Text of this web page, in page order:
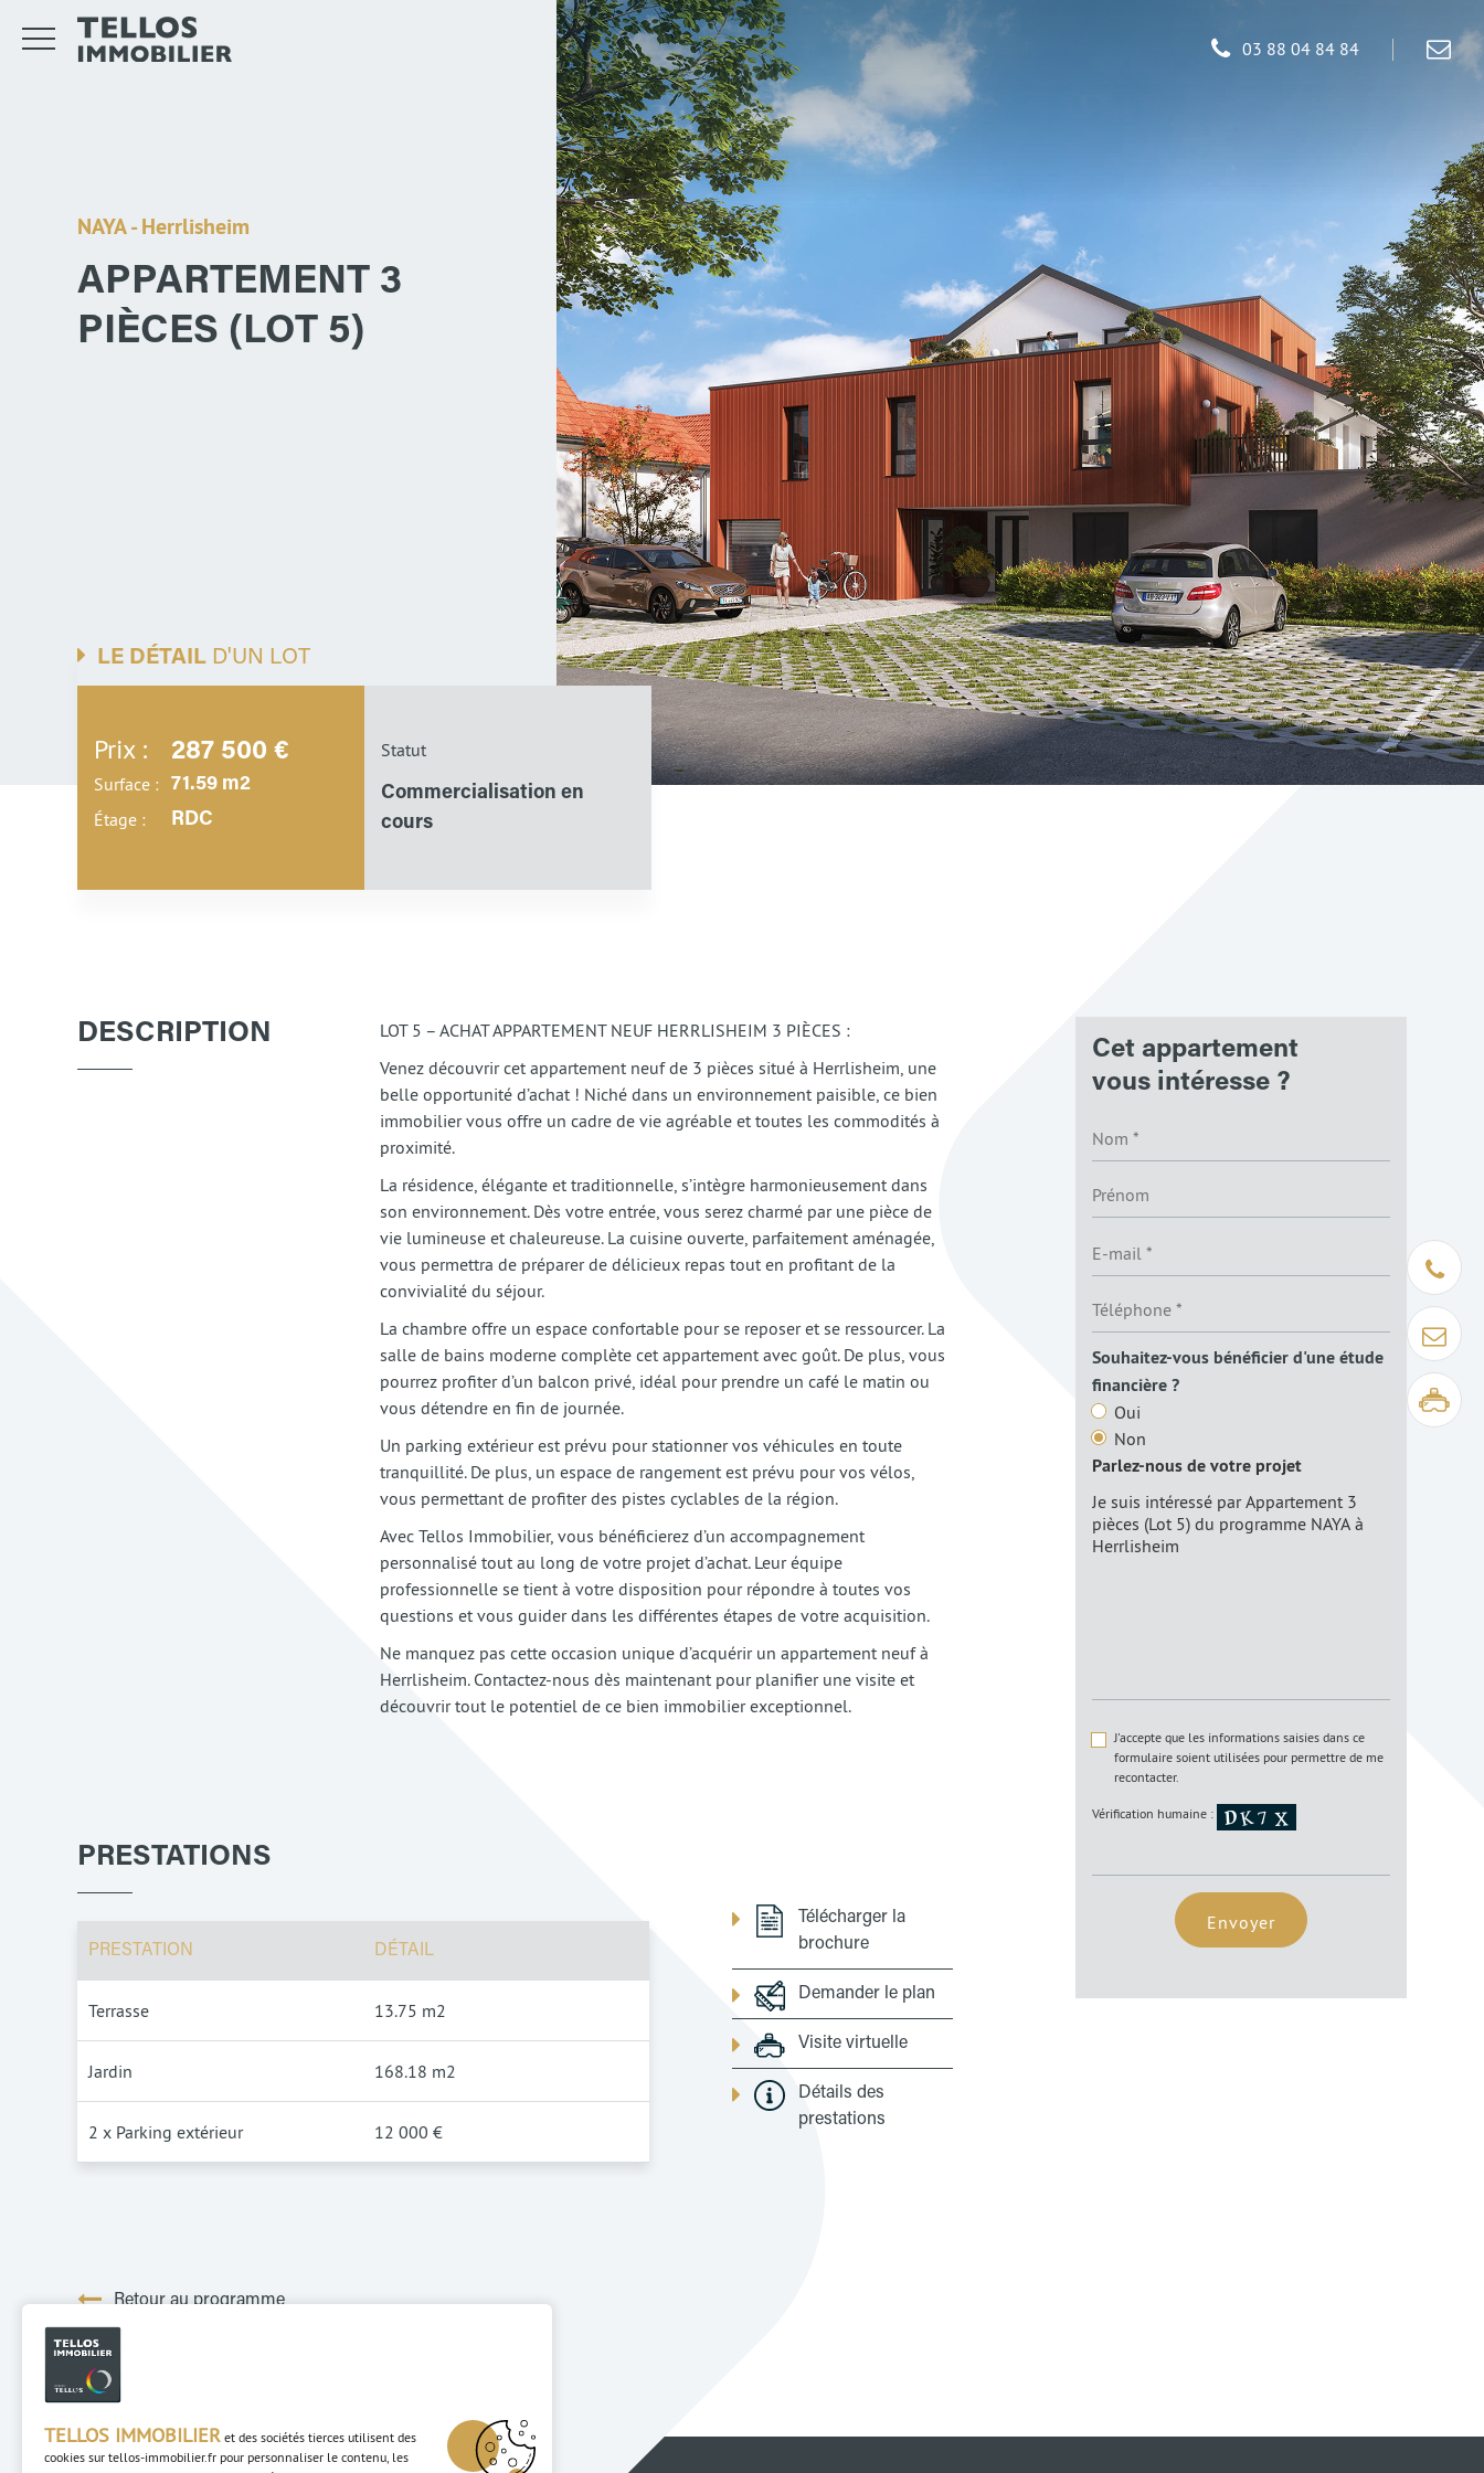
03 88 04 84 84
Être
Contact
Visite
NAYA - Herrlisheim
APPARTEMENT 3
PIÈCES (LOT 5)
LE DÉTAIL D'UN LOT
Prix : 287 500 €
Surface : 71.59 m2
Étage : RDC
Statut
Commercialisation en
cours
DESCRIPTION
LOT 5 – ACHAT APPARTEMENT NEUF HERRLISHEIM 3 PIÈCES :
Venez découvrir cet appartement neuf de 3 pièces situé à Herrlisheim, une
belle opportunité d’achat ! Niché dans un environnement paisible, ce bien
immobilier vous offre un cadre de vie agréable et toutes les commodités à
proximité.
La résidence, élégante et traditionnelle, s’intègre harmonieusement dans
son environnement. Dès votre entrée, vous serez charmé par une pièce de
vie lumineuse et chaleureuse. La cuisine ouverte, parfaitement aménagée,
vous permettra de préparer de délicieux repas tout en profitant de la
convivialité du séjour.
La chambre offre un espace confortable pour se reposer et se ressourcer. La
salle de bains moderne complète cet appartement avec goût. De plus, vous
pourrez profiter d’un balcon privé, idéal pour prendre un café le matin ou
vous détendre en fin de journée.
Un parking extérieur est prévu pour stationner vos véhicules en toute
tranquillité. De plus, un espace de rangement est prévu pour vos vélos,
vous permettant de profiter des pistes cyclables de la région.
Avec Tellos Immobilier, vous bénéficierez d’un accompagnement
personnalisé tout au long de votre projet d’achat. Leur équipe
professionnelle se tient à votre disposition pour répondre à toutes vos
questions et vous guider dans les différentes étapes de votre acquisition.
Ne manquez pas cette occasion unique d’acquérir un appartement neuf à
Herrlisheim. Contactez-nous dès maintenant pour planifier une visite et
découvrir tout le potentiel de ce bien immobilier exceptionnel.
PRESTATIONS
PRESTATION DÉTAIL
Terrasse 13.75 m2
Jardin 168.18 m2
2 x Parking extérieur 12 000 €
Télécharger la
brochure
Demander le plan
Visite virtuelle
Détails des
prestations
Retour au programme
Cet appartement
vous intéresse ?
Souhaitez-vous bénéficier d'une étude
financière ?
Oui
Non
Parlez-nous de votre projet
J'accepte que les informations saisies dans ce
formulaire soient utilisées pour permettre de me
recontacter.
Vérification humaine :
Envoyer
TELLOS IMMOBILIER et des sociétés tierces utilisent des
cookies sur tellos-immobilier.fr pour personnaliser le contenu, les